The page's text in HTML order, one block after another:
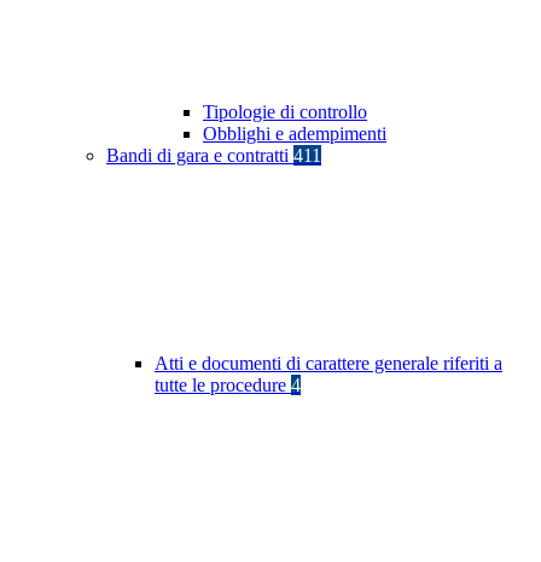
Tipologie di controllo
Obblighi e adempimenti
Bandi di gara e contratti 411
Atti e documenti di carattere generale riferiti a
tutte le procedure 4